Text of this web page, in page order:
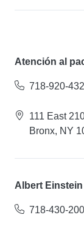
Atención al
718-920-
111 East
Bronx, NY
Albert
718-430-